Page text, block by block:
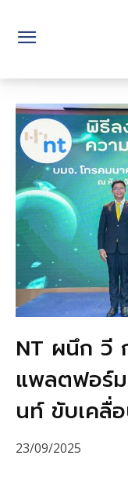
NT ผนึก วี
แพลตฟอร์
นท์ ขับเคลื่
23/09/2025